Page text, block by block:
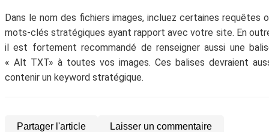
Dans le nom des fichiers images, incluez certaines requêtes
mots-clés stratégiques ayant rapport avec votre site. En
il est fortement recommandé de renseigner aussi une
« Alt TXT» à toutes vos images. Ces balises devraient
contenir un keyword stratégique.
Partager l'article Laisser un commentaire